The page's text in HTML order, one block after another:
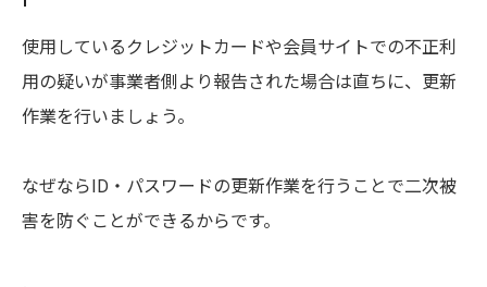
使用しているクレジットカードや会員サイトでの不正利
用の疑いが事業者側より報告された場合は直ちに、更新
作業を行いましょう。
なぜならID・パスワードの更新作業を行うことで二次被
害を防ぐことができるからです。